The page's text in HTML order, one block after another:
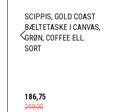
SCIPPIS, GOLD COAST
BÆLTETASKE I CANVAS,
GRØN, COFFEE ELL.
SORT
186,75
249,00